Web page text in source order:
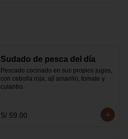
Sudado de pesca del día
Pescado cocinado en sus propios jugos,
con cebolla roja, ají amarillo, tomate y
culantro.
S/ 59.00